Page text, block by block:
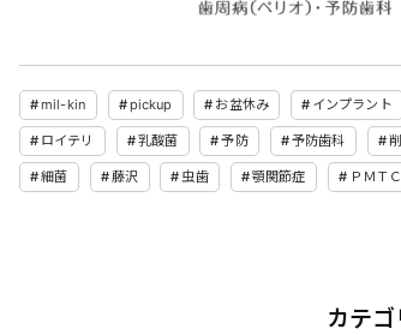
mil-kin pickup お盆休み インプラント
ロイテリ 乳酸菌 予防 予防歯科
細菌 藤沢 虫歯 顎関節症 ＰＭＴＣ
カテゴ